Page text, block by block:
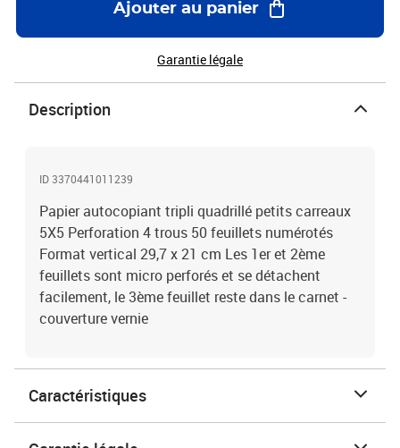
Ajouter au panier
Garantie légale
Description
ID 3370441011239
Papier autocopiant tripli quadrillé petits carreaux
5X5 Perforation 4 trous 50 feuillets numérotés
Format vertical 29,7 x 21 cm Les 1er et 2ème
feuillets sont micro perforés et se détachent
facilement, le 3ème feuillet reste dans le carnet -
couverture vernie
Caractéristiques